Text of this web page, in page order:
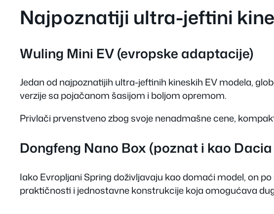
Najpoznatiji ultra-jeftini
Wuling Mini EV (evropske adaptacije)
Jedan od najpoznatijih ultra-jeftinih kineskih EV modela,
verzije sa pojačanom šasijom i boljom opremom.
Privlači prvenstveno zbog svoje nenadmašne cene,
Dongfeng Nano Box (poznat i kao
Iako Evropljani Spring doživljavaju kao domaći model, on
praktičnosti i jednostavne konstrukcije koja omogućava